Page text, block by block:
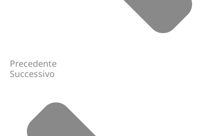
Precedente
Successivo